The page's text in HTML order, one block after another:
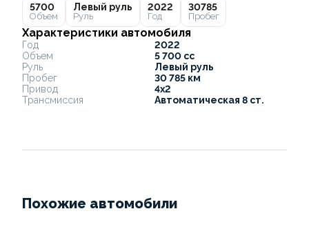
5700
Объем
Левый руль
Руль
2022
Год
30785
Пробег
Характеристики автомобиля
Год
2022
Объем
5 700 cc
Руль
Левый руль
Пробег
30 785 км
Привод
4x2
Трансмиссия
Автоматическая 8 ст.
Похожие автомобили